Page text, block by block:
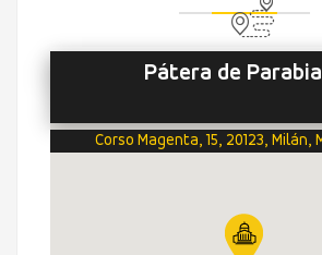
Pátera de
Corso Magenta, 15, 20123, Milán,